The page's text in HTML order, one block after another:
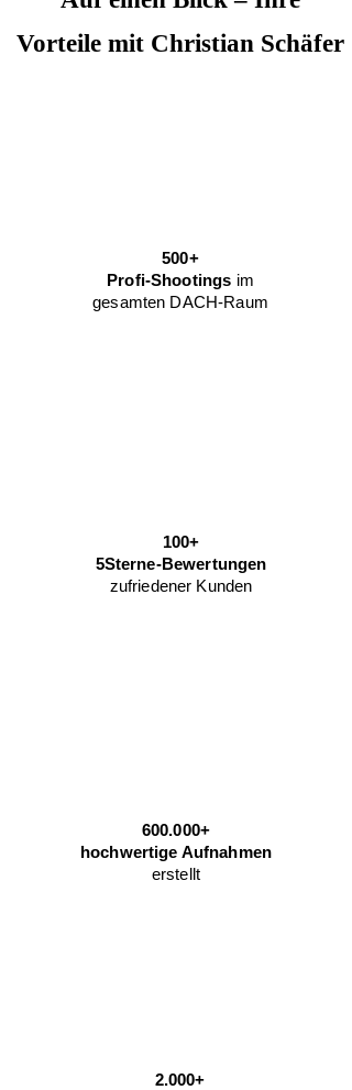
Vorteile mit Christian Schäfer
500+
Profi-Shootings im
gesamten DACH-Raum
100+
5Sterne-Bewertungen
zufriedener Kunden
600.000+
hochwertige Aufnahmen
erstellt
2.000+